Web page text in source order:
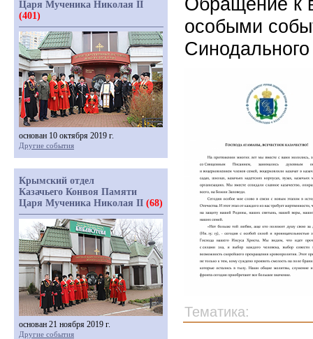
особыми
Тематика:
Царя Мученика Николая II
(401)
основан 10 октября 2019 г.
Другие события
Крымский отдел
Казачьего Конвоя Памяти
Царя Мученика Николая II (68)
основан 21 ноября 2019 г.
Другие события